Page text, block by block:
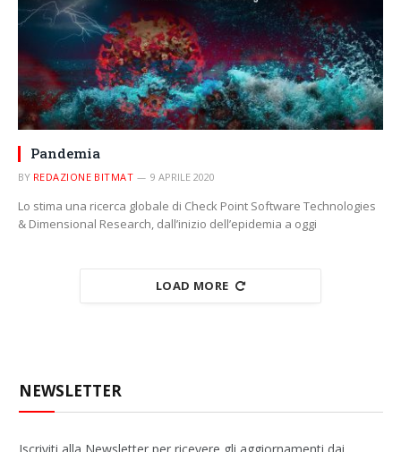
Pandemia
BY REDAZIONE BITMAT 9 APRILE 2020
Lo stima una ricerca globale di Check Point Software Technologies
& Dimensional Research, dall’inizio dell’epidemia a oggi
LOAD MORE
NEWSLETTER